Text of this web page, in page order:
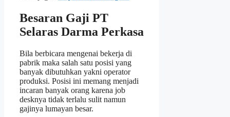
Besaran Gaji PT
Selaras Darma Perkasa
Bila berbicara mengenai bekerja di
pabrik maka salah satu posisi yang
banyak dibutuhkan yakni operator
produksi. Posisi ini memang menjadi
incaran banyak orang karena job
desknya tidak terlalu sulit namun
gajinya lumayan besar.